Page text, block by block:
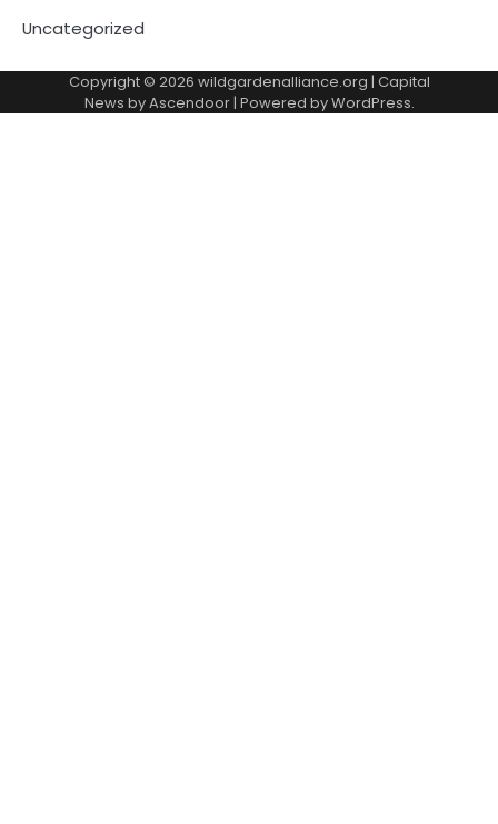
Uncategorized
Copyright © 2026 wildgardenalliance.org | Capital
News byAscendoor| Powered byWordPress.